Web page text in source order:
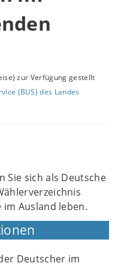
zur Verfügung gestellt
(BUS) des Landes
Sie sich als Deutsche
im Ausland leben.
Deutscher im